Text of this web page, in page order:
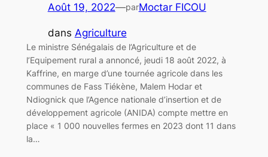
Août 19, 2022—parMoctar FICOU
dans Agriculture
Le ministre Sénégalais de l’Agriculture et de
l’Equipement rural a annoncé, jeudi 18 août 2022, à
Kaffrine, en marge d’une tournée agricole dans les
communes de Fass Tiékène, Malem Hodar et
Ndiognick que l’Agence nationale d’insertion et de
développement agricole (ANIDA) compte mettre en
place « 1 000 nouvelles fermes en 2023 dont 11 dans
la…